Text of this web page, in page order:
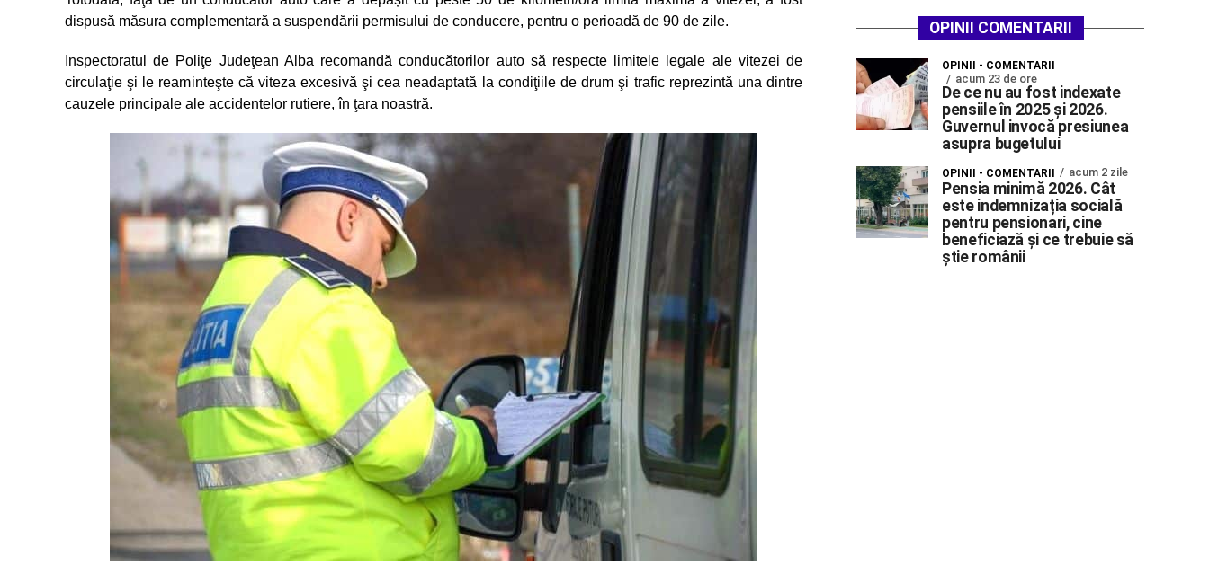
dispusă măsura complementară a suspendării permisului de conducere, pentru o perioadă de 90 de zile.
Inspectoratul de Poliţe Judeţean Alba recomandă conducătorilor auto să respecte limitele legale ale vitezei de
circulaţie şi le reaminteşte că viteza excesivă şi cea neadaptată la condiţiile de drum şi trafic reprezintă una dintre
cauzele principale ale accidentelor rutiere, în ţara noastră.
OPINII COMENTARII
OPINII - COMENTARII
acum 23 de ore
De ce nu au fost indexate
pensiile în 2025 și 2026.
Guvernul invocă presiunea
asupra bugetului
OPINII - COMENTARII acum 2 zile
Pensia minimă 2026. Cât
este indemnizația socială
pentru pensionari, cine
beneficiază și ce trebuie să
știe românii